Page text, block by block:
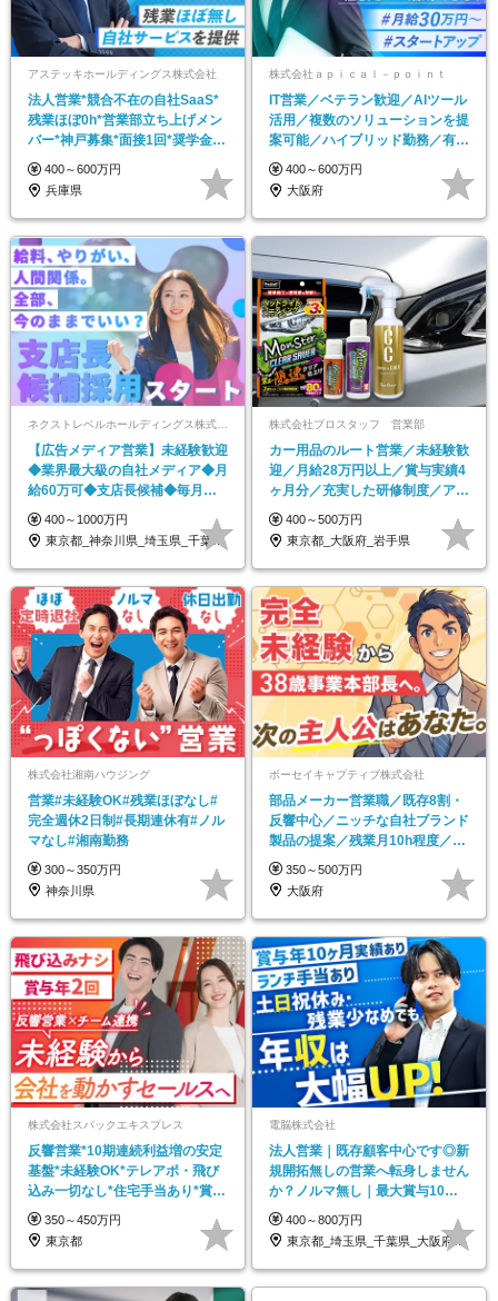
アステッキホールディングス株式会社
法人営業*競合不在の自社SaaS*
残業ほぼ0h*営業部立ち上げメン
バー*神戸募集*面接1回*奨学金補
助あり
400～600万円
兵庫県
株式会社ａｐｉｃａｌ－ｐｏｉｎｔ
IT営業／ベテラン歓迎／AIツール
活用／複数のソリューションを提
案可能／ハイブリッド勤務／有給
100%消化も可
400～600万円
大阪府
ネクストレベルホールディングス株式会社
【広告メディア営業】未経験歓迎
◆業界最大級の自社メディア◆月
給60万可◆支店長候補◆毎月イ
ンセン◆全国で募集中
400～1000万円
東京都_神奈川県_埼玉県_千葉県_大阪府…
株式会社プロスタッフ 営業部
カー用品のルート営業／未経験歓
迎／月給28万円以上／賞与実績4
ヶ月分／充実した研修制度／アイ
デアを活かせる
400～500万円
東京都_大阪府_岩手県
株式会社湘南ハウジング
営業#未経験OK#残業ほぼなし#
完全週休2日制#長期連休有#ノル
マなし#湘南勤務
300～350万円
神奈川県
ボーセイキャプティブ株式会社
部品メーカー営業職／既存8割・
反響中心／ニッチな自社ブランド
製品の提案／残業月10h程度／年
休120日／厚待遇
350～500万円
大阪府
株式会社スパックエキスプレス
反響営業*10期連続利益増の安定
基盤*未経験OK*テレアポ・飛び
込み一切なし*住宅手当あり*賞与
年2回
350～450万円
東京都
電脳株式会社
法人営業｜既存顧客中心です◎新
規開拓無しの営業へ転身しません
か？ノルマ無し｜最大賞与10ヶ
月分の実績あり
400～800万円
東京都_埼玉県_千葉県_大阪府_宮城県_…